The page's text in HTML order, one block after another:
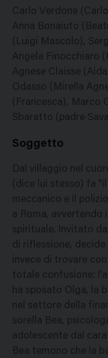
Carlo Verdone
Anna Bonaiuto
(Luigi Mascolo),
Angela Finocchiaro
Agnese Claisse
Odasso (Mirella
(Francesca), Marco
Sbaratto (padre
Soggetto
Dal villaggio nel
(dice lui stesso) fa
meccanico e il
a Roma, avvertendo
spirituale. Invitato
di riflessione,
invece di trovare
totale confusione:
ha sposato Olga, la
nel settore della
sorella Bea,
adolescente dal
Bea temono che la